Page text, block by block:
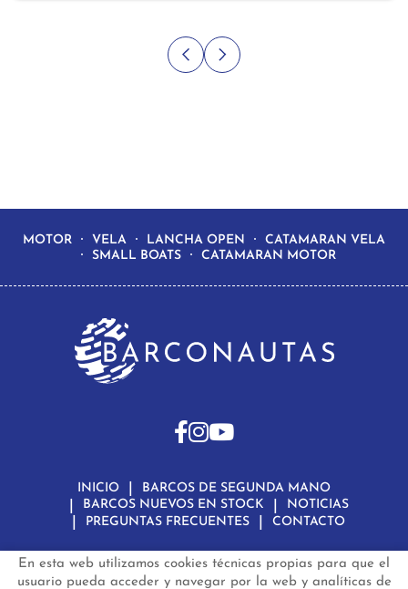
En esta web utilizamos cookies técnicas propias para que el
usuario pueda acceder y navegar por la web y analíticas de
MOTOR VELA LANCHA OPEN
CATAMARAN VELA
SMALL BOATS
CATAMARAN MOTOR
INICIO
BARCOS DE SEGUNDA MANO
BARCOS NUEVOS EN STOCK
NOTICIAS
PREGUNTAS FRECUENTES
CONTACTO
Aviso Legal
Política de Privacidad de Datos
Política de Cookies
Configuración de Cookies